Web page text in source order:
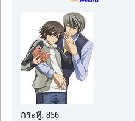
กระทู้: 856